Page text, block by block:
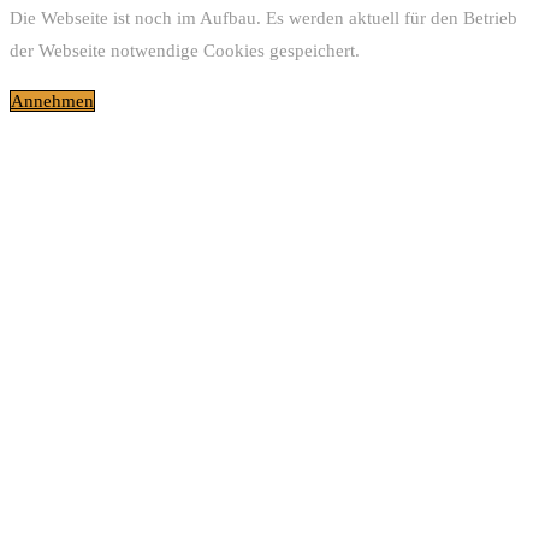
Die Webseite ist noch im Aufbau. Es werden aktuell für den Betrieb
der Webseite notwendige Cookies gespeichert.
Annehmen